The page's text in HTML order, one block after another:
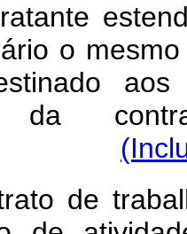
o
aos
da
de